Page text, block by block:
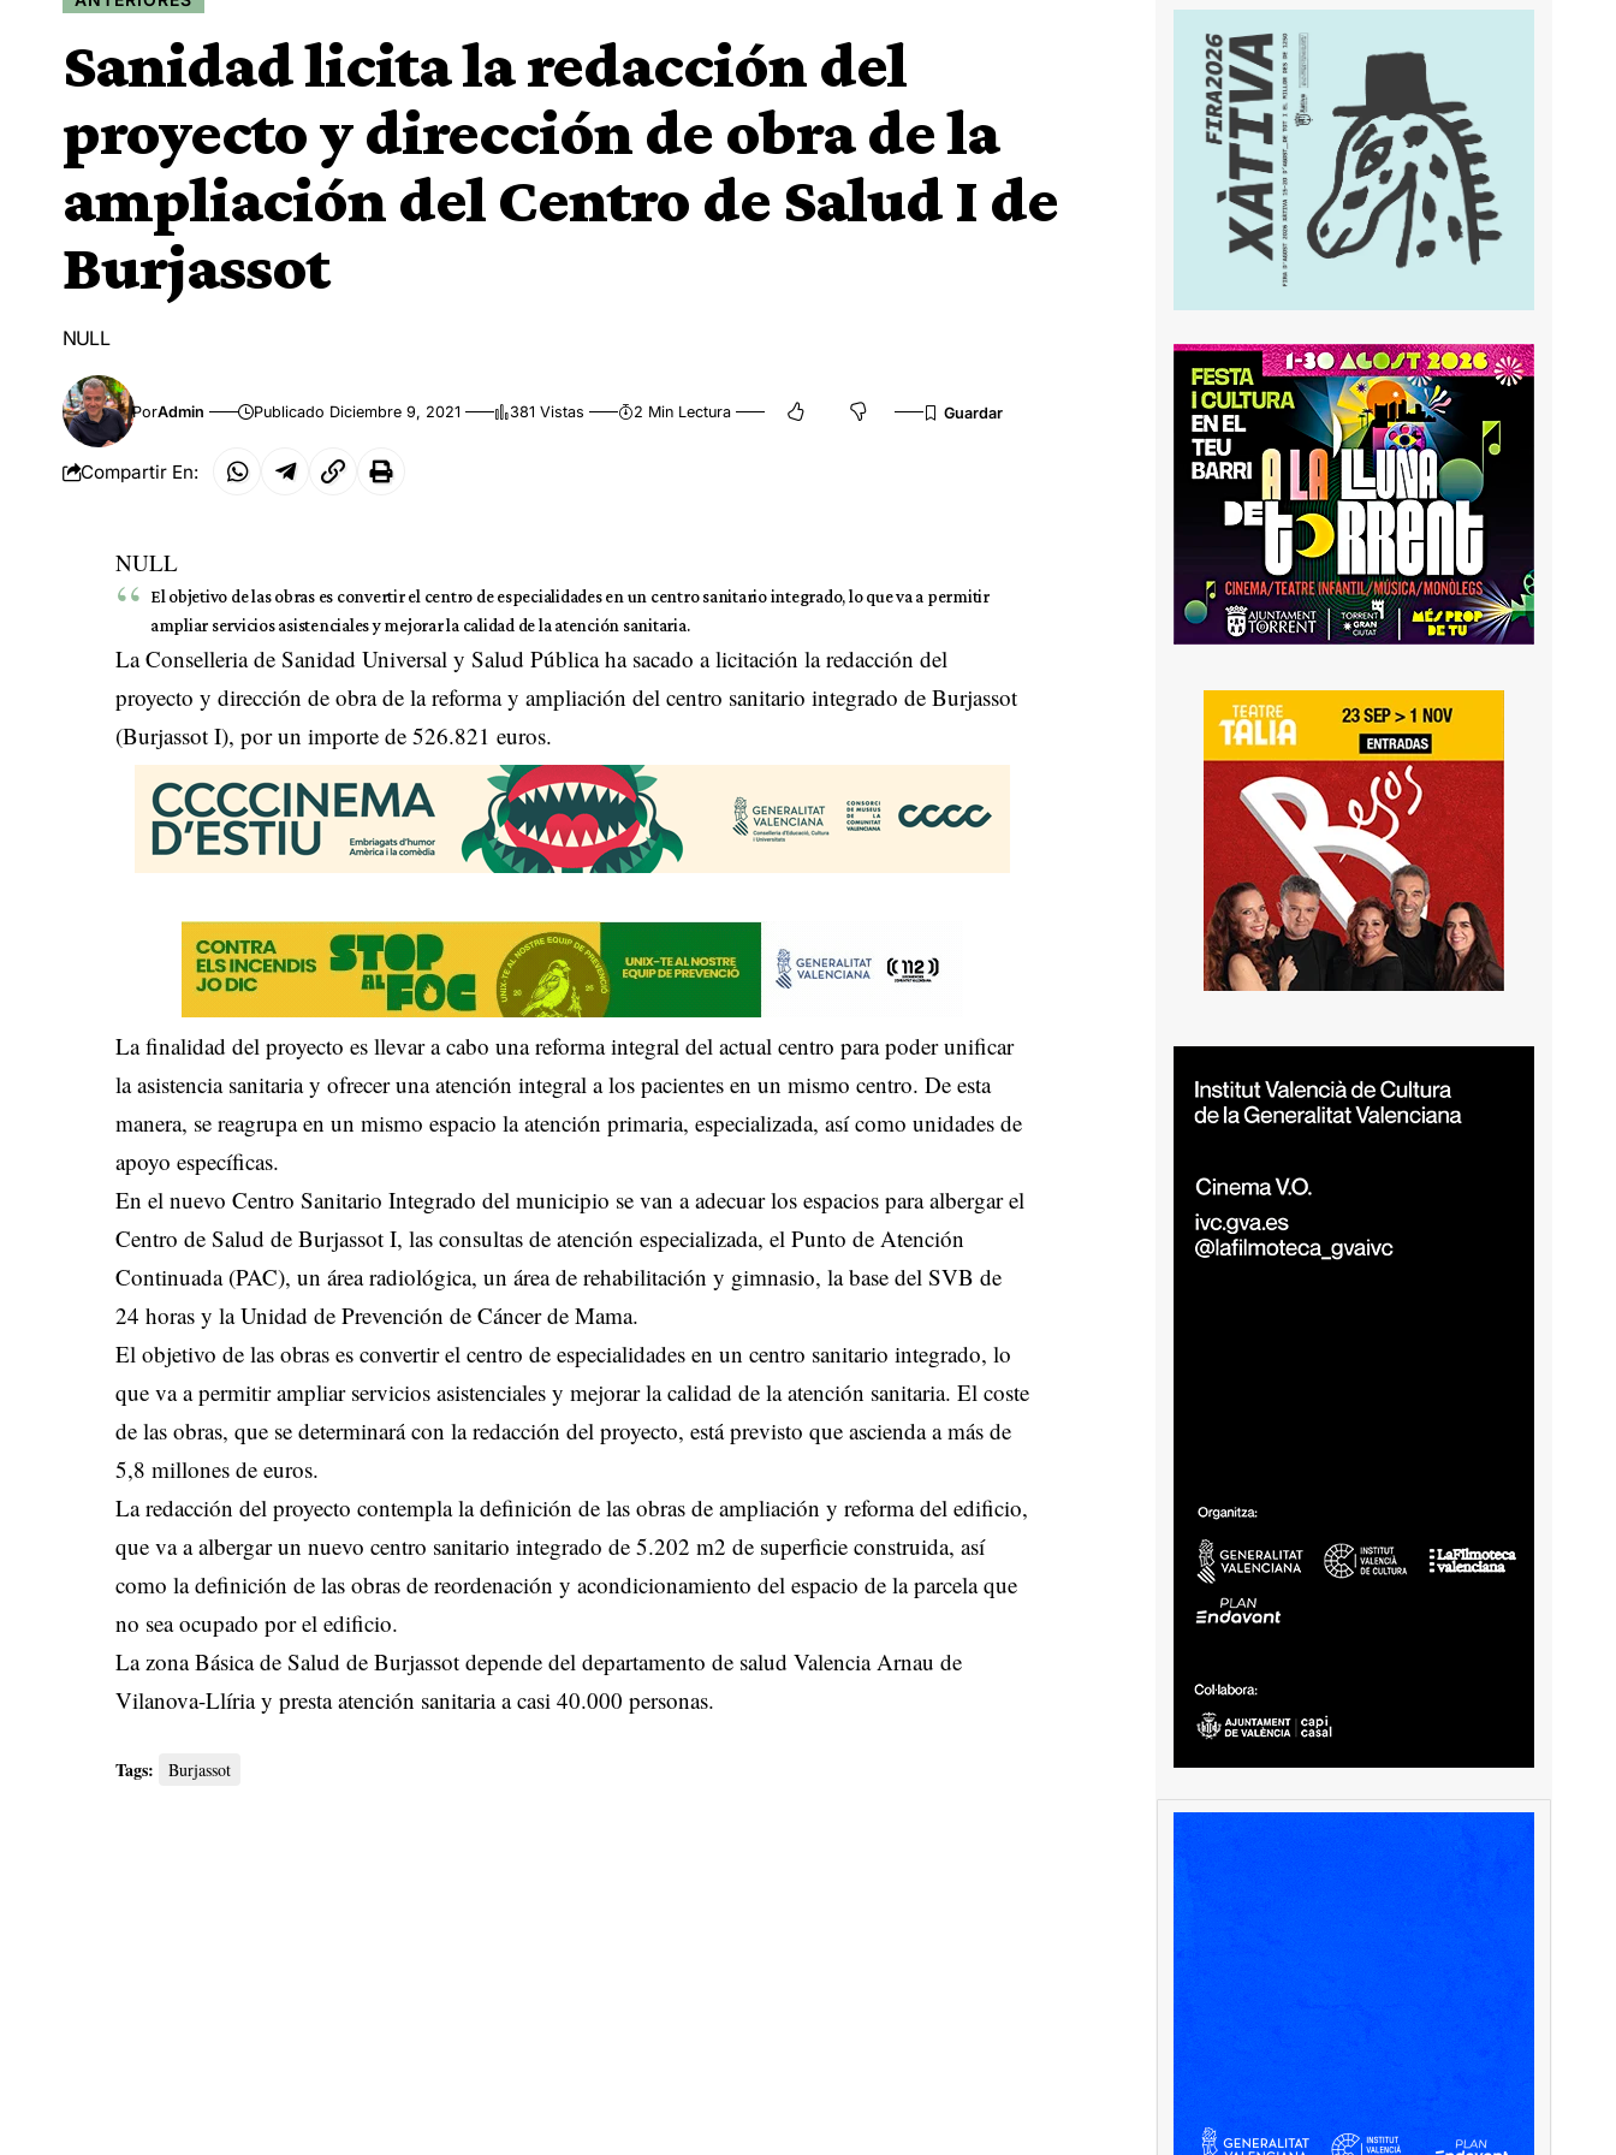
Sanidad licita la redacción del
proyecto y dirección de obra de la
ampliación del Centro de Salud I de
Burjassot
NULL
PorAdmin Publicado Diciembre 9, 2021 381 Vistas 2 Min Lectura
Compartir En:
NULL
El objetivo de las obras es convertir el centro de especialidades en un centro sanitario integrado, lo que va a permitir
ampliar servicios asistenciales y mejorar la calidad de la atención sanitaria.
La Conselleria de Sanidad Universal y Salud Pública ha sacado a licitación la redacción del
proyecto y dirección de obra de la reforma y ampliación del centro sanitario integrado de Burjassot
(Burjassot I), por un importe de 526.821 euros.
La finalidad del proyecto es llevar a cabo una reforma integral del actual centro para poder unificar
la asistencia sanitaria y ofrecer una atención integral a los pacientes en un mismo centro. De esta
manera, se reagrupa en un mismo espacio la atención primaria, especializada, así como unidades de
apoyo específicas.
En el nuevo Centro Sanitario Integrado del municipio se van a adecuar los espacios para albergar el
Centro de Salud de Burjassot I, las consultas de atención especializada, el Punto de Atención
Continuada (PAC), un área radiológica, un área de rehabilitación y gimnasio, la base del SVB de
24 horas y la Unidad de Prevención de Cáncer de Mama.
El objetivo de las obras es convertir el centro de especialidades en un centro sanitario integrado, lo
que va a permitir ampliar servicios asistenciales y mejorar la calidad de la atención sanitaria. El coste
de las obras, que se determinará con la redacción del proyecto, está previsto que ascienda a más de
5,8 millones de euros.
La redacción del proyecto contempla la definición de las obras de ampliación y reforma del edificio,
que va a albergar un nuevo centro sanitario integrado de 5.202 m2 de superficie construida, así
como la definición de las obras de reordenación y acondicionamiento del espacio de la parcela que
no sea ocupado por el edificio.
La zona Básica de Salud de Burjassot depende del departamento de salud Valencia Arnau de
Vilanova-Llíria y presta atención sanitaria a casi 40.000 personas.
Tags: Burjassot